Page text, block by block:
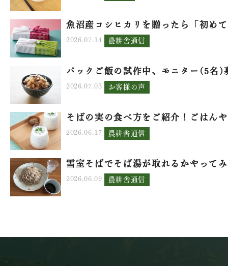
魚沼産コシヒカリを贈ったら「初め
2026.07.14 農耕舎通信
パックご飯の試作中、モニター(5名)
2026.07.03 お客様の声
そばの実の食べ方をご紹介！ごはん
2026.06.17 農耕舎通信
雪室そばでそば湯が取れるかやって
2026.06.09 農耕舎通信